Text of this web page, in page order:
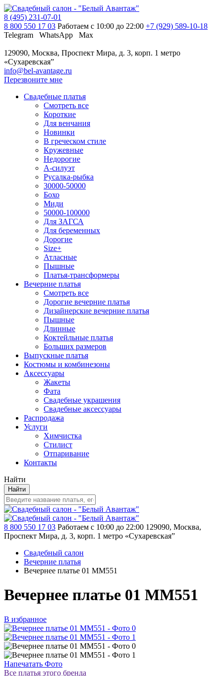
8 (495) 231-07-01
8 800 550 17 03 Работаем с 10:00 до 22:00 +7 (929) 589-10-18
Telegram
WhatsApp Max
129090, Москва, Проспект Мира, д. 3, корп. 1 метро
«Сухаревская”
info@bel-avantage.ru
Перезвоните мне
Свадебные платья
Смотреть все
Короткие
Для венчания
Новинки
В греческом стиле
Кружевные
Недорогие
А-силуэт
Русалка-рыбка
30000-50000
Бохо
Миди
50000-100000
Для ЗАГСА
Для беременных
Дорогие
Size+
Атласные
Пышные
Платья-трансформеры
Вечерние платья
Смотреть все
Дорогие вечерние платья
Дизайнерские вечерние платья
Пышные
Длинные
Коктейльные платья
Больших размеров
Выпускные платья
Костюмы и комбинезоны
Аксессуары
Жакеты
Фата
Свадебные украшения
Свадебные аксессуары
Распродажа
Услуги
Химчистка
Стилист
Отпаривание
Контакты
Найти
Найти
8 800 550 17 03 Работаем с 10:00 до 22:00 129090, Москва,
Проспект Мира, д. 3, корп. 1 метро «Сухаревская”
Свадебный салон
Вечерние платья
Вечернее платье 01 MM551
Вечернее платье 01 MM551
В избранное
Напечатать Фото
Все платья этого бренда